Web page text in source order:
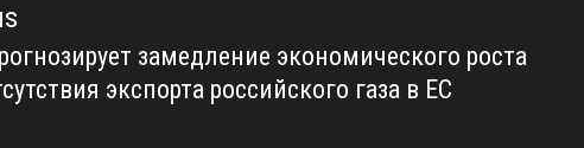
замедление экономического роста
экспорта российского газа в ЕС